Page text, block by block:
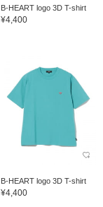
B-HEART logo 3D T-shirt
¥4,400
B-HEART logo 3D T-shirt
¥4,400